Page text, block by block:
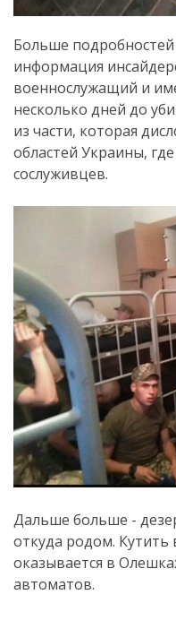
Больше
информация
военнослужащий и
несколько дней до
из части, которая
областей Украины,
сослуживцев.
Дальше больше -
откуда родом.
оказывается в
автоматов.